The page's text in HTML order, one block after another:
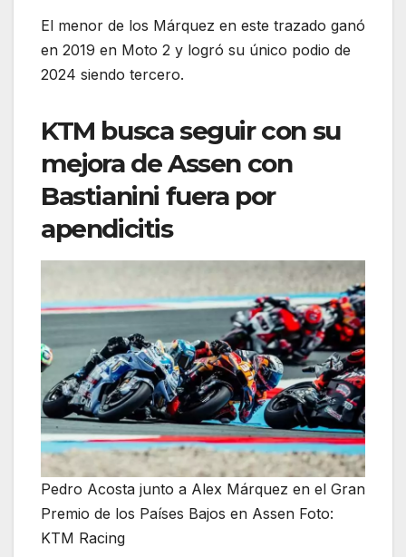
El menor de los Márquez en este trazado ganó
en 2019 en Moto 2 y logró su único podio de
2024 siendo tercero.
KTM busca seguir con su
mejora de Assen con
Bastianini fuera por
apendicitis
Pedro Acosta junto a Alex Márquez en el Gran
Premio de los Países Bajos en Assen Foto:
KTM Racing